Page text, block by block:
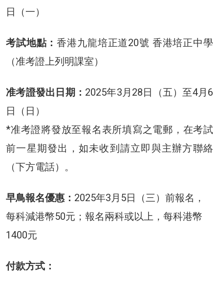
日（一）
考試地點：香港九龍培正道20號 香港培正中學
（准考證上列明課室）
准考證發出日期： 2025年3月28日（五）至4月6
日（日）
*准考證將發放至報名表所填寫之電郵，在考試
前一星期發出，如未收到請立即與主辦方聯絡
（下方電話）。
早鳥報名優惠： 2025年3月5日（三）前報名，
每科減港幣50元；報名兩科或以上，每科港幣
1400元
付款方式：